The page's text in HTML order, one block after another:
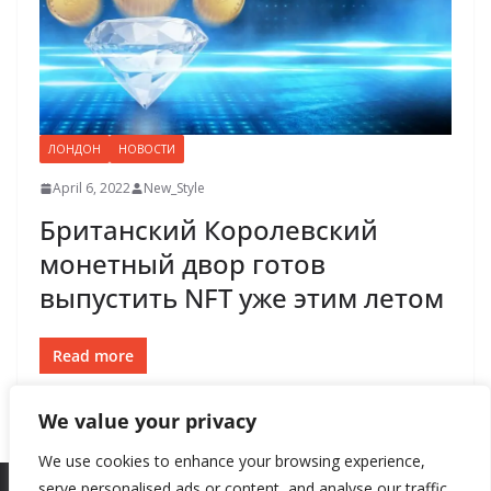
We value your privacy
We use cookies to enhance your browsing experience,
ЛОНДОН НОВОСТИ
April 6, 2022 New_Style
Британский Королевский
монетный двор готов
выпустить NFT уже этим летом
Read more